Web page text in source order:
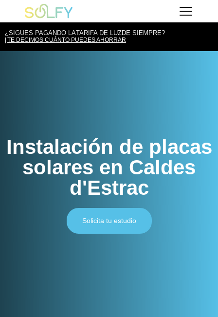
contenido
Solfy
¿SIGUES PAGANDO LATARIFA DE LUZDE SIEMPRE?
TE DECIMOS CUÁNTO PUEDES AHORRAR
Instalación de placas
solares en Caldes
d'Estrac
Solicita tu estudio